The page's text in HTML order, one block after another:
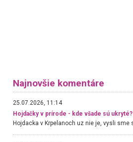
Najnovšie komentáre
25.07.2026, 11:14
Hojdačky v prírode - kde všade sú ukryté?